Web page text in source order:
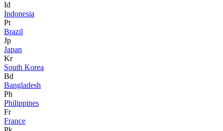
Id
Indonesia
Pt
Brazil
Jp
Japan
Kr
South Korea
Bd
Bangladesh
Ph
Philippines
Fr
France